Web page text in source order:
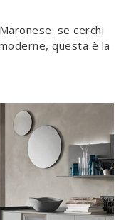
se cerchi
questa è la